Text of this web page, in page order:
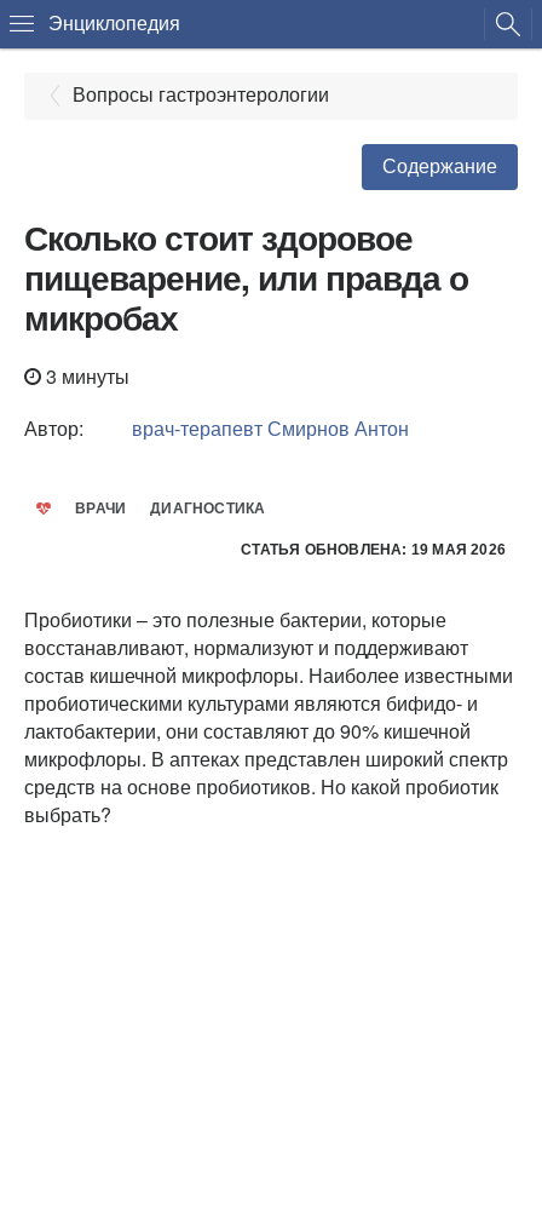
Энциклопедия
Вопросы гастроэнтерологии
Содержание
Сколько стоит здоровое
пищеварение, или правда о
микробах
3 минуты
Автор:
врач-терапевтСмирнов Антон
ВРАЧИ ДИАГНОСТИКА
СТАТЬЯ ОБНОВЛЕНА: 19 МАЯ 2026
Пробиотики – это полезные бактерии, которые
восстанавливают, нормализуют и поддерживают
состав кишечной микрофлоры. Наиболее известными
пробиотическими культурами являются бифидо- и
лактобактерии, они составляют до 90% кишечной
микрофлоры. В аптеках представлен широкий спектр
средств на основе пробиотиков. Но какой пробиотик
выбрать?